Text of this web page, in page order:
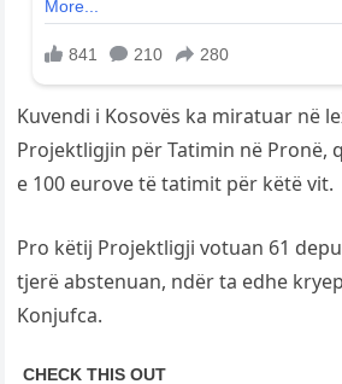
Kuvendi i Kosovës ka miratuar në
Projektligjin për Tatimin në Pronë,
e 100 eurove të tatimit për këtë vit.
Pro këtij Projektligji votuan 61
tjerë abstenuan, ndër ta edhe
Konjufca.